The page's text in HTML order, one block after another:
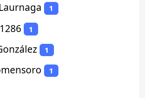
1
1
1
1